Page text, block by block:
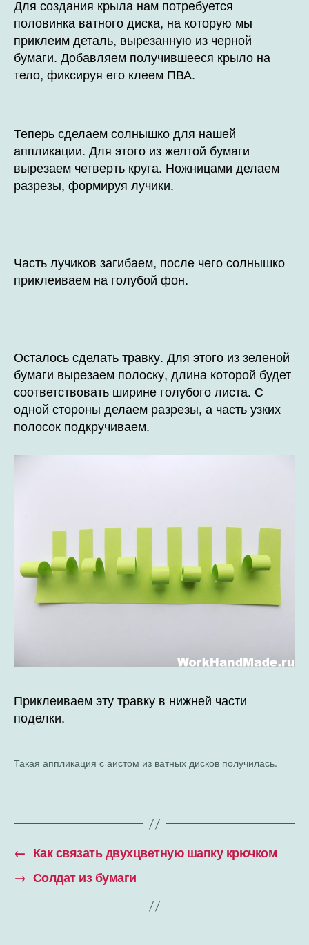
Для создания крыла нам потребуется
половинка ватного диска, на которую мы
приклеим деталь, вырезанную из черной
бумаги. Добавляем получившееся крыло на
тело, фиксируя его клеем ПВА.
Теперь сделаем солнышко для нашей
аппликации. Для этого из желтой бумаги
вырезаем четверть круга. Ножницами делаем
разрезы, формируя лучики.
Часть лучиков загибаем, после чего солнышко
приклеиваем на голубой фон.
Осталось сделать травку. Для этого из зеленой
бумаги вырезаем полоску, длина которой будет
соответствовать ширине голубого листа. С
одной стороны делаем разрезы, а часть узких
полосок подкручиваем.
Приклеиваем эту травку в нижней части
поделки.
Такая аппликация с аистом из ватных дисков получилась.
← Как связать двухцветную шапку крючком
→ Солдат из бумаги